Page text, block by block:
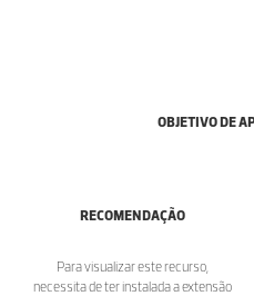
OBJETIVO DE
RECOMENDAÇÃO
Para visualizar este recurso,
necessita de ter instalada a extensão